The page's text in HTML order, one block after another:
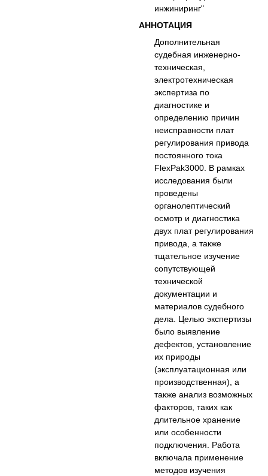
инжиниринг"
АННОТАЦИЯ
Дополнительная
судебная инженерно-
техническая,
электротехническая
экспертиза по
диагностике и
определению причин
неисправности плат
регулирования привода
постоянного тока
FlexPak3000. В рамках
исследования были
проведены
органолептический
осмотр и диагностика
двух плат регулирования
привода, а также
тщательное изучение
сопутствующей
технической
документации и
материалов судебного
дела. Целью экспертизы
было выявление
дефектов, установление
их природы
(эксплуатационная или
производственная), а
также анализ возможных
факторов, таких как
длительное хранение
или особенности
подключения. Работа
включала применение
методов изучения